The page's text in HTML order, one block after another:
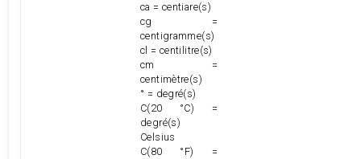
ca = centiare(s)
cg =
centigramme(s)
cl = centilitre(s)
cm =
centimètre(s)
° = degré(s)
C(20 °C) =
degré(s)
Celsius
C(80 °F) =